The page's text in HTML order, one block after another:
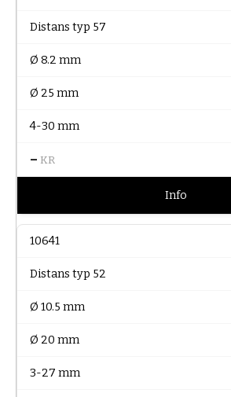
Distans typ 57
Ø 8.2 mm
Ø 25 mm
4-30 mm
– KR
Info
10641
Distans typ 52
Ø 10.5 mm
Ø 20 mm
3-27 mm